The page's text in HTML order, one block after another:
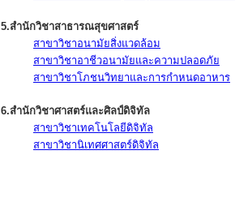
5.สำนักวิชาสาธารณสุขศาสตร์
สาขาวิชาอนามัยสิ่งแวดล้อม
สาขาวิชาอาชีวอนามัยและความปลอดภัย
สาขาวิชาโภชนวิทยาและการกำหนดอาหาร
6.สำนักวิชาศาสตร์และศิลป์ดิจิทัล
สาขาวิชาเทคโนโลยีดิจิทัล
สาขาวิชานิเทศศาสตร์ดิจิทัล